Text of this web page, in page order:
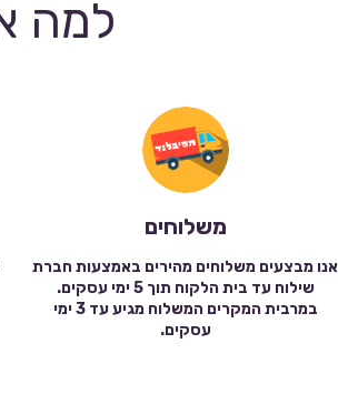
למה
משלוחים
אנו מבצעים משלוחים מהירים באמצעות חברת
שילוח עד בית הלקוח תוך 5 ימי עסקים.
במרבית המקרים המשלוח מגיע עד 3 ימי
עסקים.